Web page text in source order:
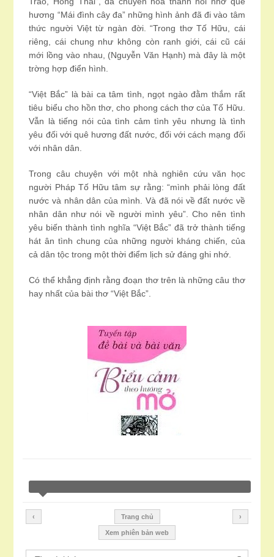
hương “Mái đình cây đa” những hình ảnh đã đi vào tâm
thức người Việt từ ngàn đời. “Trong thơ Tố Hữu, cái
riêng, cái chung như không còn ranh giới, cái cũ cái
mới lồng vào nhau, (Nguyễn Văn Hạnh) mà đây là một
trờng hợp điển hình.
“Việt Bắc” là bài ca tâm tình, ngọt ngào đằm thắm rất
tiêu biểu cho hồn thơ, cho phong cách thơ của Tố Hữu.
Vẫn là tiếng nói của tình cảm tình yêu nhưng là tình
yêu đối với quê hương đất nước, đối với cách mạng đối
với nhân dân.
Trong câu chuyện với một nhà nghiên cứu văn học
người Pháp Tố Hữu tâm sự rằng: “mình phải lòng đất
nước và nhân dân của mình. Và đã nói về đất nước về
nhân dân như nói về người mình yêu”. Cho nên tình
yêu biến thành tình nghĩa “Việt Bắc” đã trở thành tiếng
hát ân tình chung của những người kháng chiến, của
cả dân tộc trong một thời điểm lịch sử đáng ghi nhớ.
Có thể khẳng định rằng đoạn thơ trên là những câu thơ
hay nhất của bài thơ “Việt Bắc”.
‹ ›
Trang chủ
Xem phiên bản web